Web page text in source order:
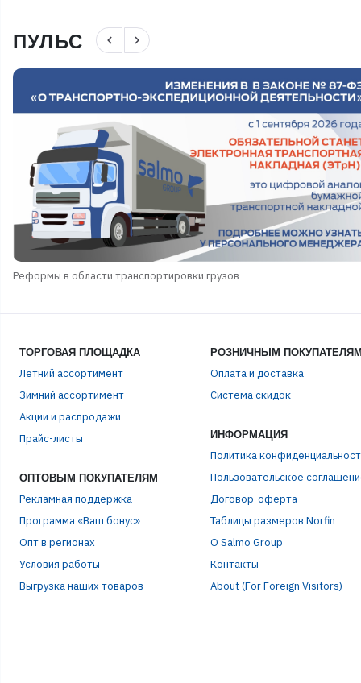
ПУЛЬС navigate_before navigate_next
Реформы в области транспортировки грузов
ТОРГОВАЯ ПЛОЩАДКА
Летний ассортимент
Зимний ассортимент
Акции и распродажи
Прайс-листы
ОПТОВЫМ ПОКУПАТЕЛЯМ
Рекламная поддержка
Программа «Ваш бонус»
Опт в регионах
Условия работы
Выгрузка наших товаров
РОЗНИЧНЫМ
Оплата и доставка
Система скидок
ИНФОРМАЦИЯ
Политика
Пользовательское
Договор-оферта
Таблицы размеров Norfin
О Salmo Group
Контакты
About (For Foreign Visitors)